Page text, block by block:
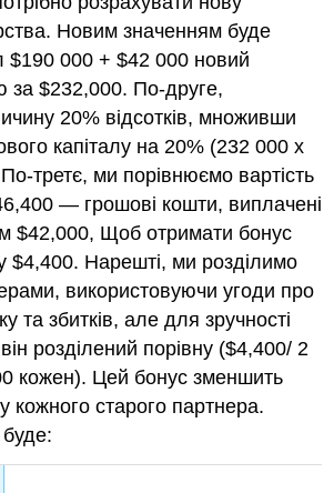
Новим значенням буде
$190 000 + $42 000 новий
за $232,000. По-друге,
20% відсотків, множивши
капіталу на 20% (232 000 х
третє, ми порівнюємо вартість
— грошові кошти, виплачені
$42,000, Щоб отримати бонус
$4,400. Нарешті, ми розділимо
використовуючи угоди про
та збитків, але для зручності
розділений порівну ($4,400/ 2
кожен). Цей бонус зменшить
кожного старого партнера.